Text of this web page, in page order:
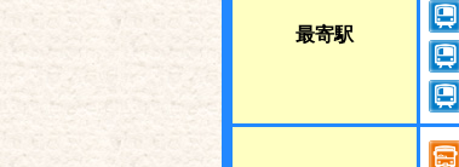
最寄駅